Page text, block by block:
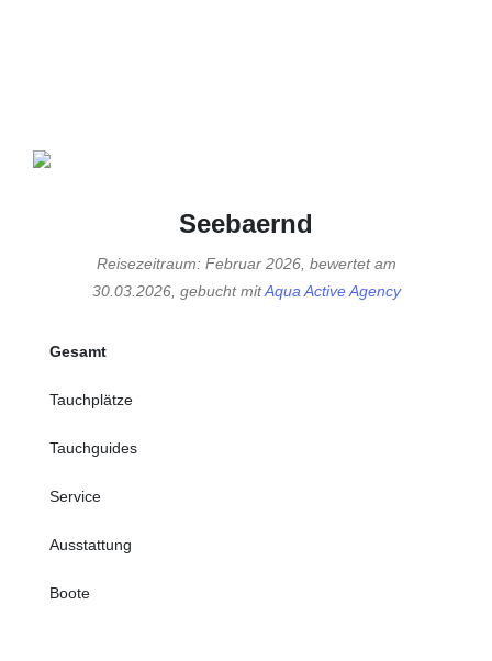
Seebaernd
Reisezeitraum: Februar 2026, bewertet am
30.03.2026, gebucht mitAqua Active Agency
Gesamt
Tauchplätze
Tauchguides
Service
Ausstattung
Boote